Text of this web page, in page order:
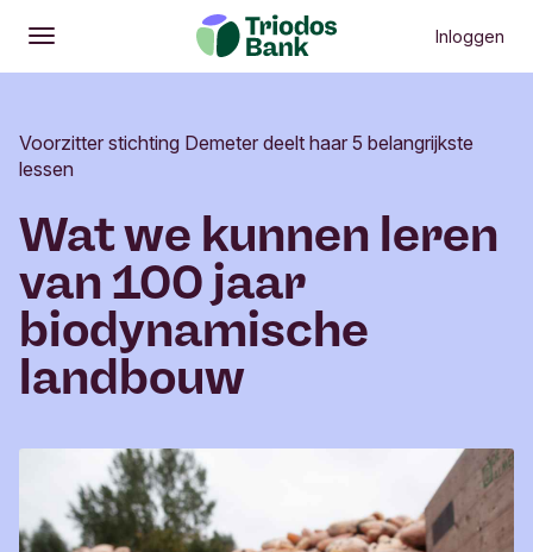
Openen
Hoofdmenu Inloggen
Voorzitter stichting Demeter deelt haar 5 belangrijkste
lessen
Wat we kunnen leren
van 100 jaar
biodynamische
landbouw